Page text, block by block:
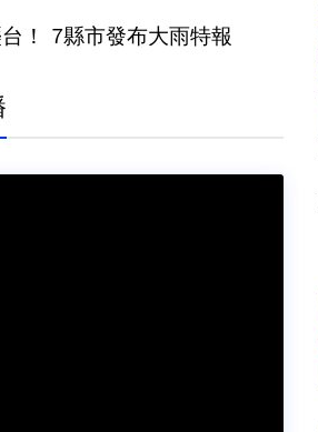
白海豚外圍環流襲台！ 7縣市發布大雨特報